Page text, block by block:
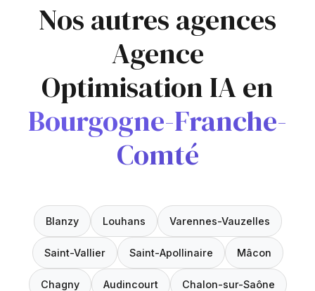
Nos autres agences
Agence
Optimisation IA en
Bourgogne-Franche-
Comté
Blanzy Louhans Varennes-Vauzelles
Saint-Vallier Saint-Apollinaire Mâcon
Chagny Audincourt Chalon-sur-Saône